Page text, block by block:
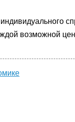
возможной